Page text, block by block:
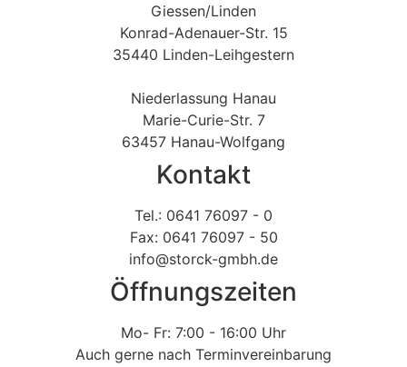
Giessen/Linden
Konrad-Adenauer-Str. 15
35440 Linden-Leihgestern
Niederlassung Hanau
Marie-Curie-Str. 7
63457 Hanau-Wolfgang
Kontakt
Tel.: 0641 76097 - 0
Fax: 0641 76097 - 50
info@storck-gmbh.de
Öffnungszeiten
Mo- Fr: 7:00 - 16:00 Uhr
Auch gerne nach Terminvereinbarung